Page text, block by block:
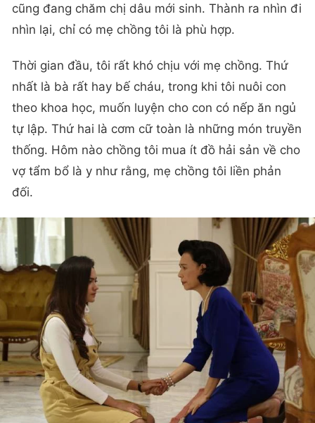
cũng đang chăm chị dâu mới sinh. Thành ra nhìn đi
nhìn lại, chỉ có mẹ chồng tôi là phù hợp.
Thời gian đầu, tôi rất khó chịu với mẹ chồng. Thứ
nhất là bà rất hay bế cháu, trong khi tôi nuôi con
theo khoa học, muốn luyện cho con có nếp ăn ngủ
tự lập. Thứ hai là cơm cữ toàn là những món truyền
thống. Hôm nào chồng tôi mua ít đồ hải sản về cho
vợ tẩm bổ là y như rằng, mẹ chồng tôi liền phản
đối.